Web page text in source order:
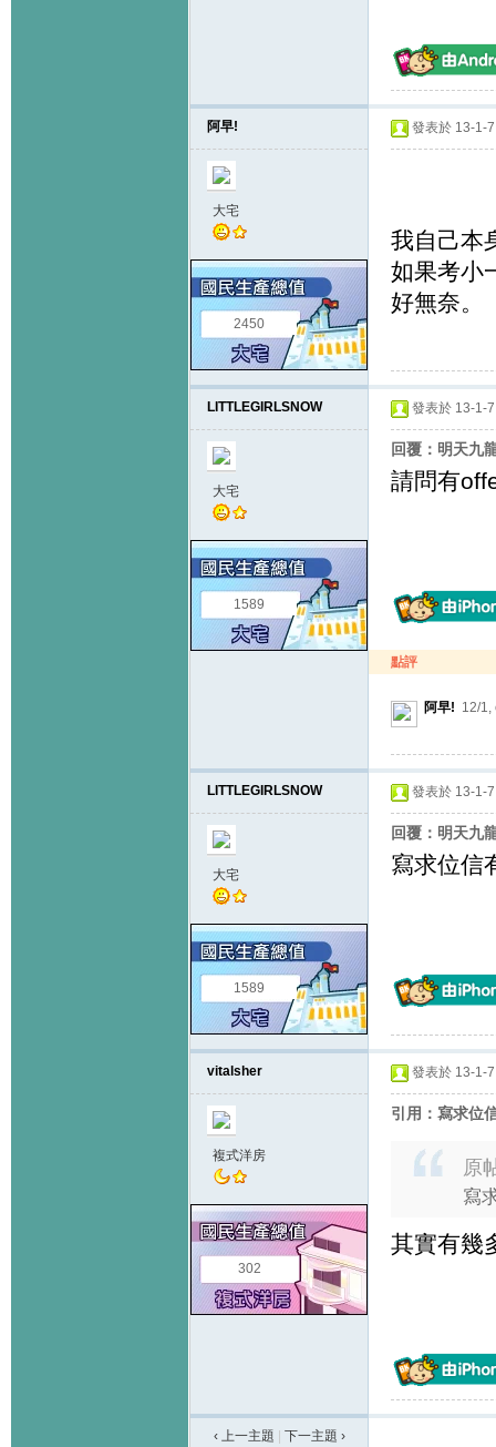
阿早!
大宅
2450
發表於 13-1-
我自己本
如果考小
好無奈。
LITTLEGIRLSNOW
大宅
1589
發表於 13-1-
回覆：明天九
請問有
點評
阿早! 12/
LITTLEGIRLSNOW
大宅
1589
發表於 13-1-
回覆：明天九
寫求位信
vitalsher
複式洋房
302
發表於 13-1-
引用：寫求位
原
寫
其實有幾
‹ 上一主題 下一主題 ›